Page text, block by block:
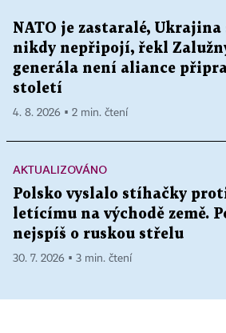
NATO je zastaralé, Ukrajina
nikdy nepřipojí, řekl
generála není aliance
století
4. 8. 2026 ▪ 2 min. čtení
AKTUALIZOVÁNO
Polsko vyslalo stíhačky
letícímu na východě země.
nejspíš o ruskou střelu
30. 7. 2026 ▪ 3 min. čtení